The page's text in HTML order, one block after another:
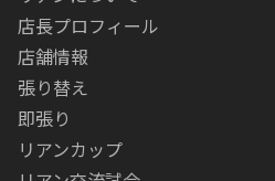
店長プロフィール
店舗情報
張り替え
即張り
リアンカップ